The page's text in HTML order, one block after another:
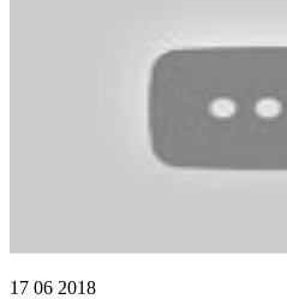
17 06 2018